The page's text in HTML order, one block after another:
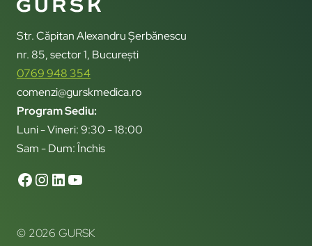
Str. Căpitan Alexandru Șerbănescu
nr. 85, sector 1, București
0769 948 354
comenzi@gurskmedica.ro
Program Sediu:
Luni - Vineri: 9:30 - 18:00
Sam - Dum: Închis
© 2026 GURSK